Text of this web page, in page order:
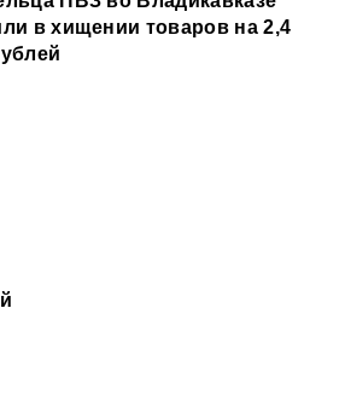
в хищении товаров на 2,4